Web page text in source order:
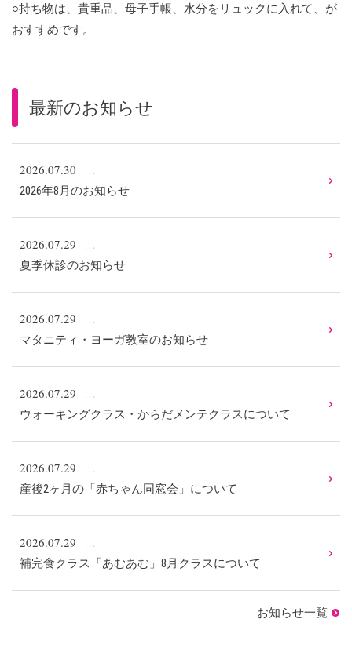
○持ち物は、貴重品、母子手帳、水分をリュックに入れて、が
おすすめです。
最新のお知らせ
2026.07.30
2026年8月のお知らせ
2026.07.29
夏季休診のお知らせ
2026.07.29
マタニティ・ヨーガ教室のお知らせ
2026.07.29
ウォーキングクラス・からだメンテクラスについて
2026.07.29
産後2ヶ月の「赤ちゃん同窓会」について
2026.07.29
補完食クラス「あむあむ」8月クラスについて
お知らせ一覧